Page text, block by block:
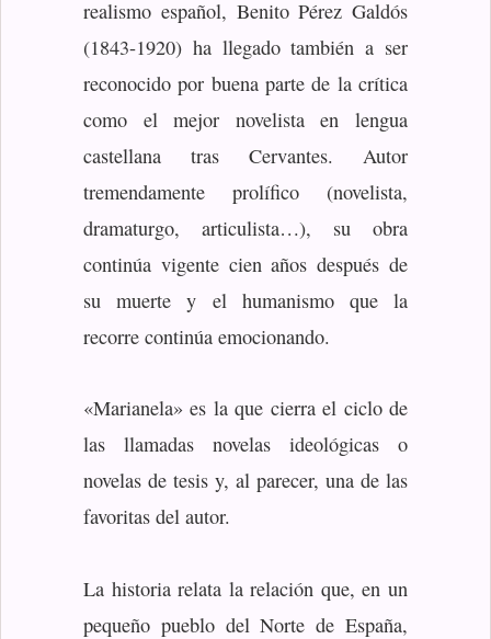
realismo español, Benito Pérez Galdós
(1843-1920) ha llegado también a ser
reconocido por buena parte de la crítica
como el mejor novelista en lengua
castellana tras Cervantes. Autor
tremendamente prolífico (novelista,
dramaturgo, articulista…), su obra
continúa vigente cien años después de
su muerte y el humanismo que la
recorre continúa emocionando.
«Marianela» es la que cierra el ciclo de
las llamadas novelas ideológicas o
novelas de tesis y, al parecer, una de las
favoritas del autor.
La historia relata la relación que, en un
pequeño pueblo del Norte de España,